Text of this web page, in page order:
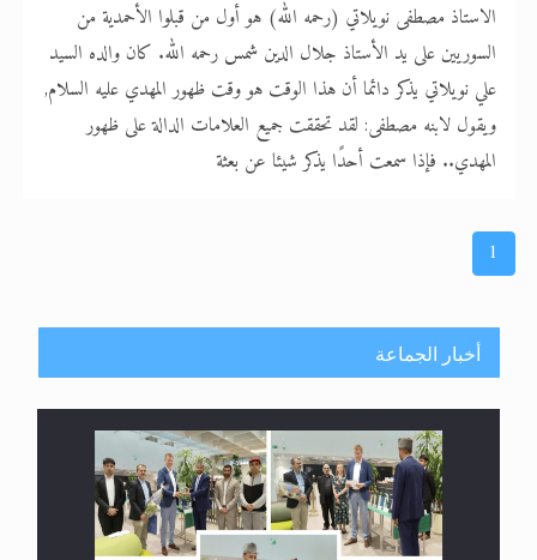
الاستاذ مصطفى نويلاتي (رحمه الله) هو أول من قبلوا الأحمدية من
السوريين على يد الأستاذ جلال الدين شمس رحمه الله. كان والده السيد
علي نويلاتي يذكر دائما أن هذا الوقت هو وقت ظهور المهدي عليه السلام,
ويقول لابنه مصطفى: لقد تحققت جميع العلامات الدالة على ظهور
المهدي.. فإذا سمعت أحدًا يذكر شيئا عن بعثة
1
أخبار الجماعة
ريهيماكي في فنلند